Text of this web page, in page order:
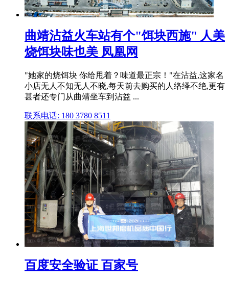
曲靖沾益火车站有个"饵块西施" 人美
烧饵块味也美 凤凰网
"她家的烧饵块 你给甩着？味道最正宗！"在沾益,这家名
小店无人不知无人不晓,每天前去购买的人络绎不绝,更有
甚者还专门从曲靖坐车到沾益 ...
联系电话: 180 3780 8511
百度安全验证 百家号